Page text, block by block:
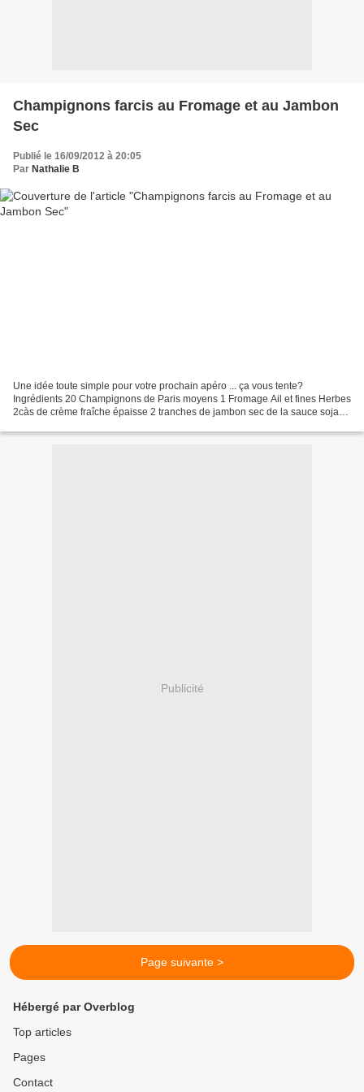
Champignons farcis au Fromage et au Jambon
Sec
Publié le 16/09/2012 à 20:05
Par Nathalie B
Une idée toute simple pour votre prochain apéro ... ça vous tente?
Ingrédients 20 Champignons de Paris moyens 1 Fromage Ail et fines Herbes
2càs de crème fraîche épaisse 2 tranches de jambon sec de la sauce soja
Publicité
Page suivante >
Hébergé par Overblog
Top articles
Pages
Contact